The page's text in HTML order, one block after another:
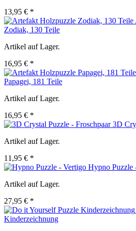
13,95 € *
Zodiak, 130 Teile
Artikel auf Lager.
16,95 € *
Papagei, 181 Teile
Artikel auf Lager.
16,95 € *
3D
Artikel auf Lager.
11,95 € *
Hypno Puzzle
Artikel auf Lager.
27,95 € *
Kinderzeichnung